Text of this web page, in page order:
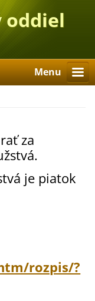
oddiel
Menu
za
je piatok
rozpis/?